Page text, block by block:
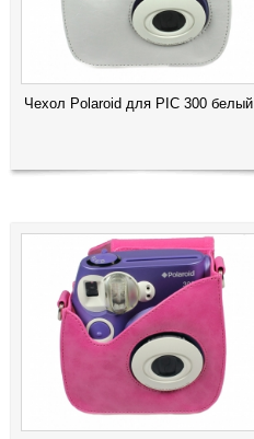
Чехол Polaroid для PIC 300 белый